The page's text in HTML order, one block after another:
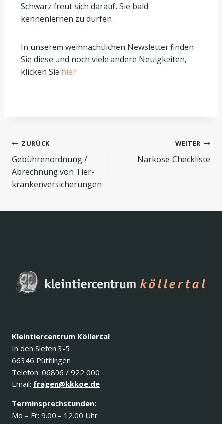
Schwarz freut sich darauf, Sie bald
kennenlernen zu dürfen.
In unserem weihnachtlichen Newsletter finden
Sie diese und noch viele andere Neuigkeiten,
klicken Sie hier
ZURÜCK
Gebührenordnung /
Abrechnung von Tier-
krankenversicherungen
WEITER
Narkose-Checkliste
Kleintiercentrum Köllertal
In den Siefen 3-5
66346 Püttlingen
Telefon: 06806 / 922 000
Email: fragen@kkkoe.de
Terminsprechstunden:
Mo – Fr: 9.00 – 12.00 Uhr